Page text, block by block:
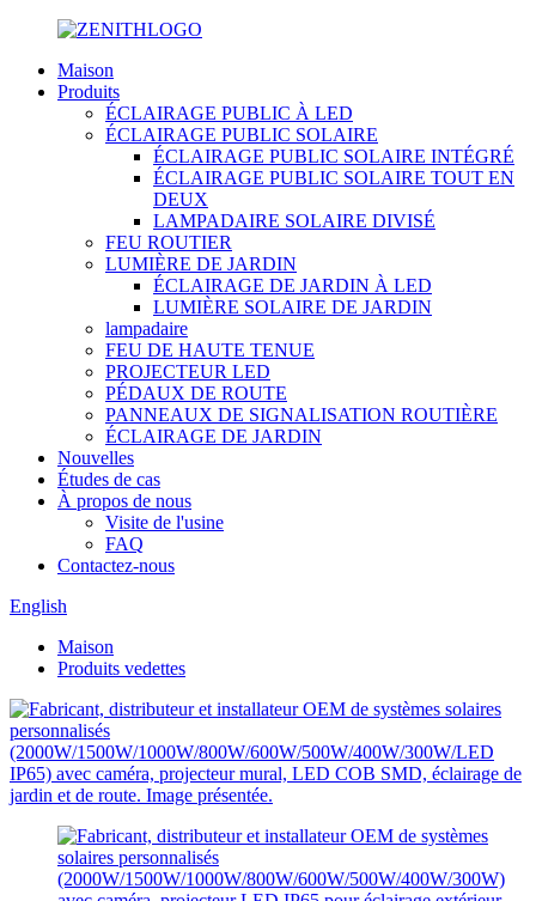
Maison
Produits
ÉCLAIRAGE PUBLIC À LED
ÉCLAIRAGE PUBLIC SOLAIRE
ÉCLAIRAGE PUBLIC SOLAIRE INTÉGRÉ
ÉCLAIRAGE PUBLIC SOLAIRE TOUT EN
DEUX
LAMPADAIRE SOLAIRE DIVISÉ
FEU ROUTIER
LUMIÈRE DE JARDIN
ÉCLAIRAGE DE JARDIN À LED
LUMIÈRE SOLAIRE DE JARDIN
lampadaire
FEU DE HAUTE TENUE
PROJECTEUR LED
PÉDAUX DE ROUTE
PANNEAUX DE SIGNALISATION ROUTIÈRE
ÉCLAIRAGE DE JARDIN
Nouvelles
Études de cas
À propos de nous
Visite de l'usine
FAQ
Contactez-nous
English
Maison
Produits vedettes